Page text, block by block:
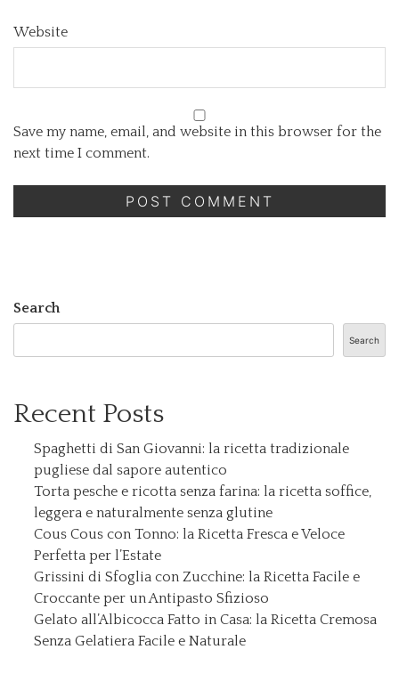
Website
Save my name, email, and website in this browser for the
next time I comment.
Search
Search
Recent Posts
Spaghetti di San Giovanni: la ricetta tradizionale
pugliese dal sapore autentico
Torta pesche e ricotta senza farina: la ricetta soffice,
leggera e naturalmente senza glutine
Cous Cous con Tonno: la Ricetta Fresca e Veloce
Perfetta per l’Estate
Grissini di Sfoglia con Zucchine: la Ricetta Facile e
Croccante per un Antipasto Sfizioso
Gelato all’Albicocca Fatto in Casa: la Ricetta Cremosa
Senza Gelatiera Facile e Naturale